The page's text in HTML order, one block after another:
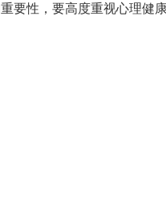
要性，要高度重视心理健